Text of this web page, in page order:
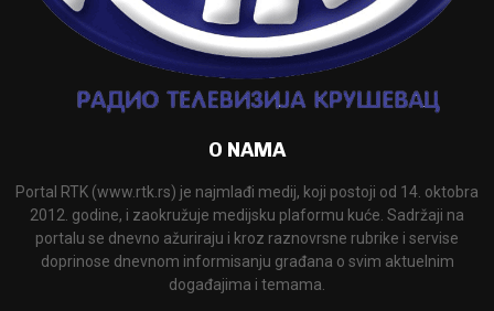
O NAMA
Portal RTK (www.rtk.rs) je najmlađi medij, koji postoji od 14. oktobra
2012. godine, i zaokružuje medijsku plaformu kuće. Sadržaji na
portalu se dnevno ažuriraju i kroz raznovrsne rubrike i servise
doprinose dnevnom informisanju građana o svim aktuelnim
događajima i temama.